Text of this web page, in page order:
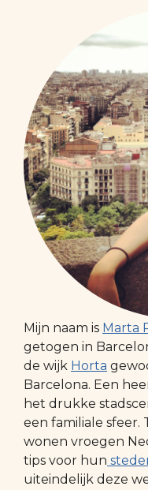
Mijn naam is Marta
getogen in
de wijk Horta
Barcelona. Een
het drukke
een familiale sfeer.
wonen vroegen
tips voor hun
uiteindelijk deze